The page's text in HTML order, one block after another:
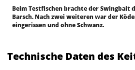
Beim Testfischen brachte der Swingbait
Barsch. Nach zwei weiteren war der
eingerissen und ohne Schwanz.
Technische Daten des